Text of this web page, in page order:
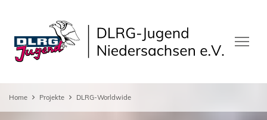
Home Projekte DLRG-Worldwide